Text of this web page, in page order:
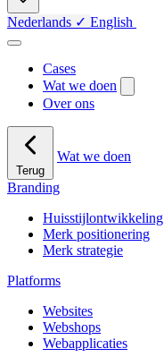
Nederlands ✓ English
Cases
Wat we doen
Over ons
Terug
Wat we doen
Branding
Huisstijlontwikkeling
Merk positionering
Merk strategie
Platforms
Websites
Webshops
Webapplicaties